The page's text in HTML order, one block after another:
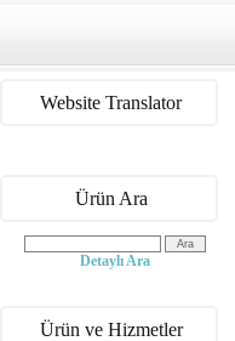
Website Translator
Ürün Ara
Detaylı Ara
Ürün ve Hizmetler